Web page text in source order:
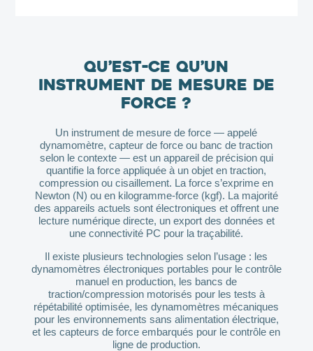
Qu’est-ce qu’un
instrument de mesure de
force ?
Un instrument de mesure de force — appelé
dynamomètre, capteur de force ou banc de traction
selon le contexte — est un appareil de précision qui
quantifie la force appliquée à un objet en traction,
compression ou cisaillement. La force s’exprime en
Newton (N) ou en kilogramme-force (kgf). La majorité
des appareils actuels sont électroniques et offrent une
lecture numérique directe, un export des données et
une connectivité PC pour la traçabilité.
Il existe plusieurs technologies selon l’usage : les
dynamomètres électroniques portables pour le contrôle
manuel en production, les bancs de
traction/compression motorisés pour les tests à
répétabilité optimisée, les dynamomètres mécaniques
pour les environnements sans alimentation électrique,
et les capteurs de force embarqués pour le contrôle en
ligne de production.